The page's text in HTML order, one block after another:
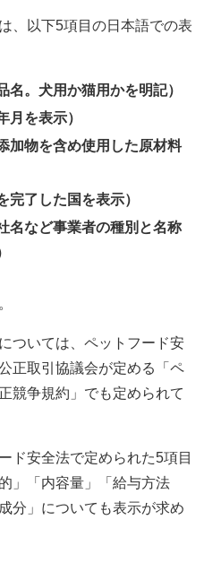
、以下5項目の日本語での表
。犬用か猫用かを明記）
月を表示）
加物を含め使用した原材料
完了した国を表示）
名など事業者の種別と名称
ついては、ペットフード安
正取引協議会が定める「ペ
競争規約」でも定められて
ド安全法で定められた5項目
」「内容量」「給与方法
分」についても表示が求め